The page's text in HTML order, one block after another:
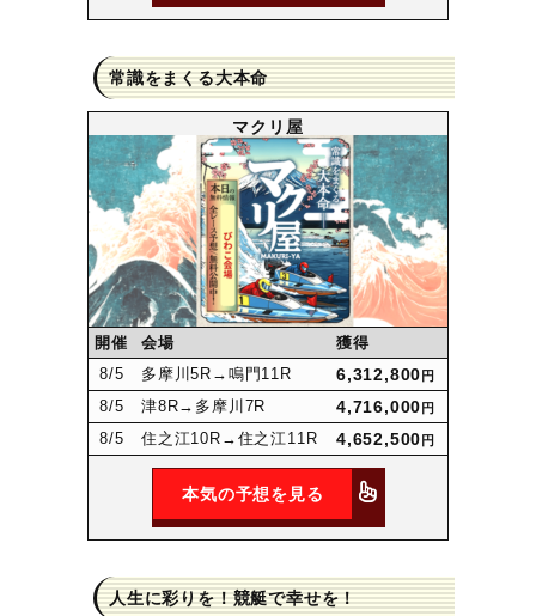
常識をまくる大本命
マクリ屋
開催 会場
獲得
8/5 多摩川5R →鳴門11R 6,312,800 円
8/5 津8R→多摩川7R 4,716,000 円
8/5 住之江10R →住之江11R 4,652,500 円
本気の予想を見る
人生に彩りを！競艇で幸せを！